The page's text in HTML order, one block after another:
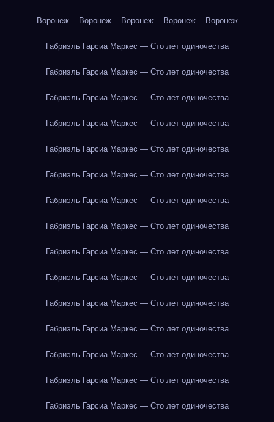
Воронеж Воронеж Воронеж Воронеж Воронеж
Габриэль Гарсиа Маркес — Сто лет одиночества
Габриэль Гарсиа Маркес — Сто лет одиночества
Габриэль Гарсиа Маркес — Сто лет одиночества
Габриэль Гарсиа Маркес — Сто лет одиночества
Габриэль Гарсиа Маркес — Сто лет одиночества
Габриэль Гарсиа Маркес — Сто лет одиночества
Габриэль Гарсиа Маркес — Сто лет одиночества
Габриэль Гарсиа Маркес — Сто лет одиночества
Габриэль Гарсиа Маркес — Сто лет одиночества
Габриэль Гарсиа Маркес — Сто лет одиночества
Габриэль Гарсиа Маркес — Сто лет одиночества
Габриэль Гарсиа Маркес — Сто лет одиночества
Габриэль Гарсиа Маркес — Сто лет одиночества
Габриэль Гарсиа Маркес — Сто лет одиночества
Габриэль Гарсиа Маркес — Сто лет одиночества